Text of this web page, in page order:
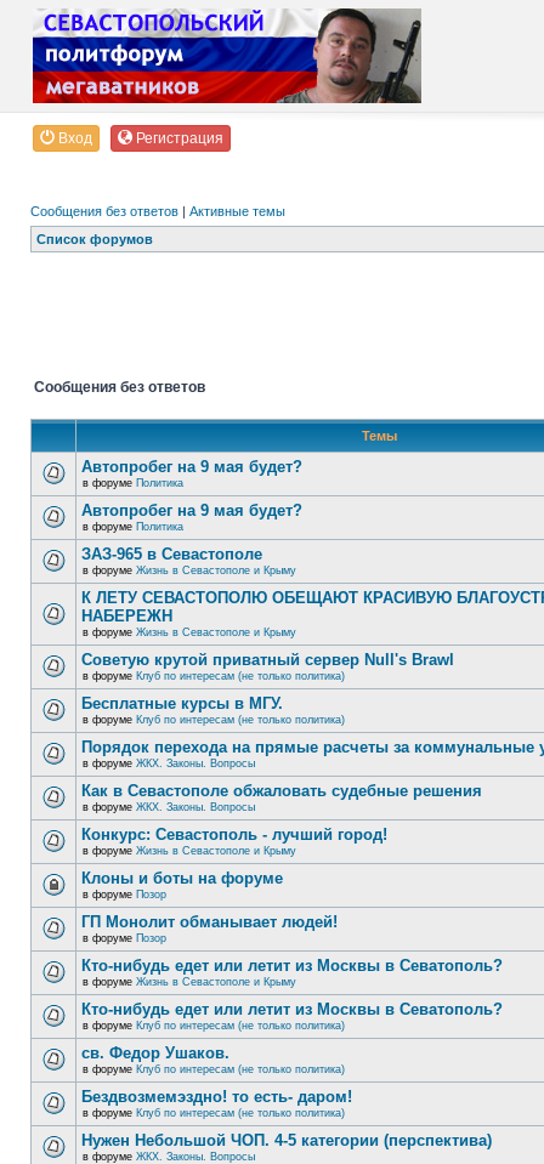
Вход Регистрация
Сообщения без ответов | Активные темы
Список форумов
Сообщения без ответов
Темы
Автопробег на 9 мая будет?
в форуме Политика
Автопробег на 9 мая будет?
в форуме Политика
ЗАЗ-965 в Севастополе
в форуме Жизнь в Севастополе и Крыму
К ЛЕТУ СЕВАСТОПОЛЮ ОБЕЩАЮТ КРАСИВУЮ
НАБЕРЕЖН
в форуме Жизнь в Севастополе и Крыму
Советую крутой приватный сервер Null's Brawl
в форуме Клуб по интересам (не только политика)
Бесплатные курсы в МГУ.
в форуме Клуб по интересам (не только политика)
Порядок перехода на прямые расчеты за коммунальные
в форуме ЖКХ. Законы. Вопросы
Как в Севастополе обжаловать судебные решения
в форуме ЖКХ. Законы. Вопросы
Конкурс: Севастополь - лучший город!
в форуме Жизнь в Севастополе и Крыму
Клоны и боты на форуме
в форуме Позор
ГП Монолит обманывает людей!
в форуме Позор
Кто-нибудь едет или летит из Москвы в Севатополь?
в форуме Жизнь в Севастополе и Крыму
Кто-нибудь едет или летит из Москвы в Севатополь?
в форуме Клуб по интересам (не только политика)
св. Федор Ушаков.
в форуме Клуб по интересам (не только политика)
Бездвозмемэздно! то есть- даром!
в форуме Клуб по интересам (не только политика)
Нужен Небольшой ЧОП. 4-5 категории (перспектива)
в форуме ЖКХ. Законы. Вопросы